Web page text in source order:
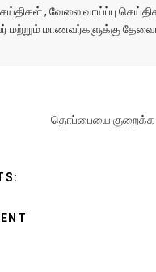
, வேலை வாய்ப்பு
மற்றும் மாணவர்களுக்கு
தொப்பையை குறைக்க